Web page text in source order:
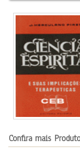
Confira mais